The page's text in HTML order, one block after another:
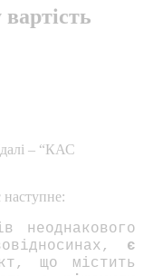
– “КАС
неоднакового
є
що містить